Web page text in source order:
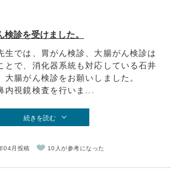
診を受けました。
生では、胃がん検診、大腸がん検診は
とで、消化器系統も対応している石井
大腸がん検診をお願いしました。
内視鏡検査を行いま...
続きを読む
04月投稿 10人が参考になった